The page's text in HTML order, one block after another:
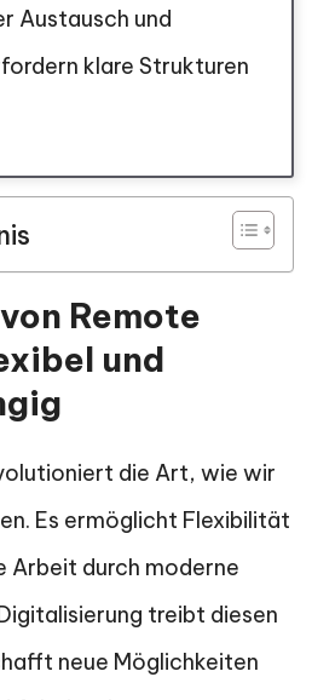
Austausch und
klare Strukturen
Remote
und
die Art, wie wir
Es ermöglicht Flexibilität
Arbeit durch moderne
treibt diesen
neue Möglichkeiten